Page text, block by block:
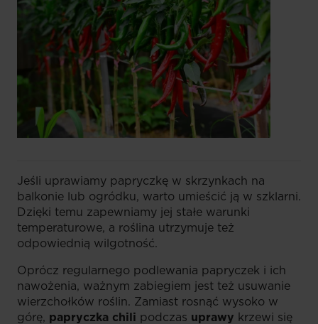
Jeśli uprawiamy papryczkę w skrzynkach na
balkonie lub ogródku, warto umieścić ją w szklarni.
Dzięki temu zapewniamy jej stałe warunki
temperaturowe, a roślina utrzymuje też
odpowiednią wilgotność.
Oprócz regularnego podlewania papryczek i ich
nawożenia, ważnym zabiegiem jest też usuwanie
wierzchołków roślin. Zamiast rosnąć wysoko w
górę, papryczka chili podczas uprawy krzewi się